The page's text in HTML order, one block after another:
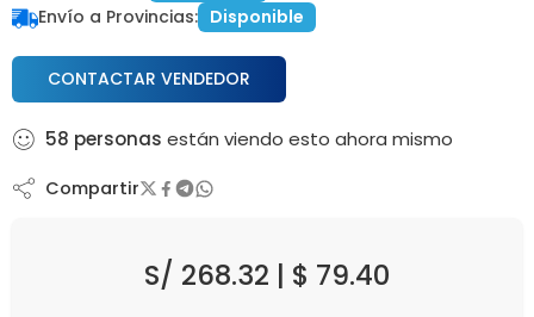
Envío a Provincias: Disponible
CONTACTAR VENDEDOR
58 personas están viendo esto ahora mismo
Compartir
S/ 268.32 | $ 79.40